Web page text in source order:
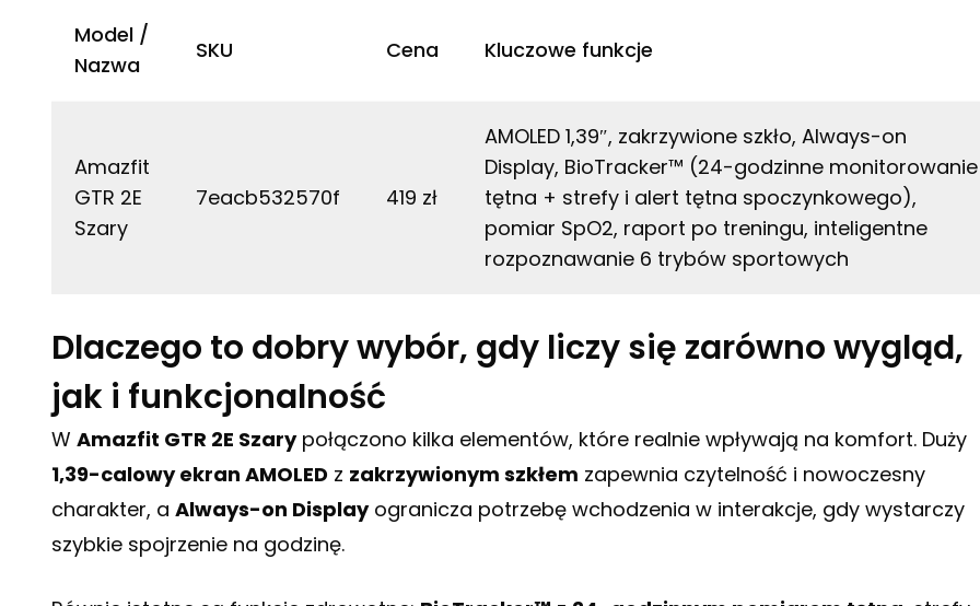
Model /
Nazwa
SKU Cena Kluczowe funkcje
Amazfit
GTR 2E
Szary
7eacb532570f 419 zł
AMOLED 1,39″, zakrzywione szkło, Always-on
Display, BioTracker™ (24-godzinne monitorowanie
tętna + strefy i alert tętna spoczynkowego),
pomiar SpO2, raport po treningu, inteligentne
rozpoznawanie 6 trybów sportowych
Dlaczego to dobry wybór, gdy liczy się zarówno wygląd,
jak i funkcjonalność
W Amazfit GTR 2E Szarypołączono kilka elementów, które realnie wpływają na komfort. Duży
1,39-calowy ekran AMOLED z zakrzywionym szkłem zapewnia czytelność i nowoczesny
charakter, a Always-on Displayogranicza potrzebę wchodzenia w interakcje, gdy wystarczy
szybkie spojrzenie na godzinę.